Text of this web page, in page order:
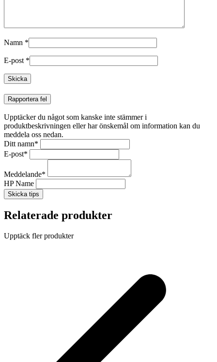
Namn *
E-post *
Rapportera fel
Upptäcker du något som kanske inte stämmer i
produktbeskrivningen eller har önskemål om information kan du
meddela oss nedan.
Ditt namn*
E-post*
Meddelande*
HP Name
Skicka tips
Relaterade produkter
Upptäck fler produkter